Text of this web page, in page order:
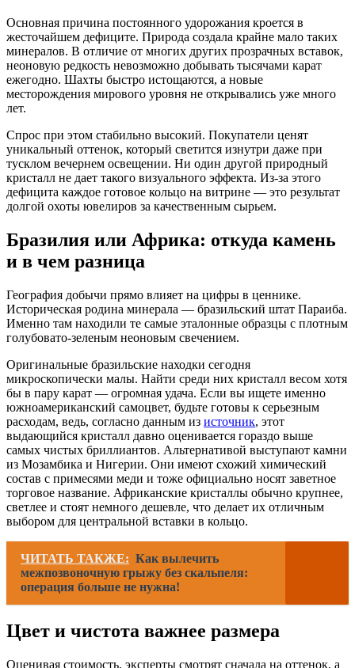
Основная причина постоянного удорожания кроется в
жесточайшем дефиците. Природа создала крайне мало таких
минералов. В отличие от многих других прозрачных вставок,
неоновую редкость невозможно добывать тысячами карат
ежегодно. Шахты быстро истощаются, а новые
месторождения мирового уровня не открывались уже много
лет.
Спрос при этом стабильно высокий. Покупатели ценят
уникальный оттенок, который светится изнутри даже при
тусклом вечернем освещении. Ни один другой природный
кристалл не дает такого визуального эффекта. Из-за этого
дефицита каждое готовое кольцо на витрине — это результат
долгой охоты ювелиров за качественным сырьем.
Бразилия или Африка: откуда камень
и в чем разница
География добычи прямо влияет на цифры в ценнике.
Историческая родина минерала — бразильский штат Параиба.
Именно там находили те самые эталонные образцы с плотным
голубовато-зеленым неоновым свечением.
Оригинальные бразильские находки сегодня
микроскопически малы. Найти среди них кристалл весом хотя
бы в пару карат — огромная удача. Если вы ищете именно
южноамериканский самоцвет, будьте готовы к серьезным
расходам, ведь, согласно данным из источник, этот
выдающийся кристалл давно оценивается гораздо выше
самых чистых бриллиантов. Альтернативой выступают камни
из Мозамбика и Нигерии. Они имеют схожий химический
состав с примесями меди и тоже официально носят заветное
торговое название. Африканские кристаллы обычно крупнее,
светлее и стоят немного дешевле, что делает их отличным
выбором для центральной вставки в кольцо.
ЧИТАТЬ ТАКЖЕ: Как вылечить
межпозвоночную грыжу без скальпеля:
операция больше не нужна!
Цвет и чистота важнее размера
Оценивая стоимость, эксперты смотрят сначала на оттенок, а